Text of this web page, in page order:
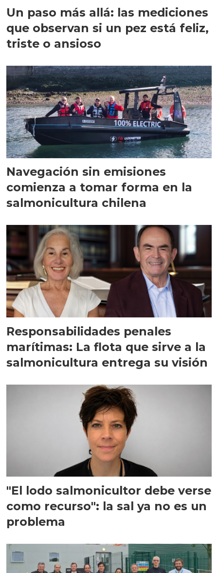
Un paso más allá: las mediciones
que observan si un pez está feliz,
triste o ansioso
Navegación sin emisiones
comienza a tomar forma en la
salmonicultura chilena
Responsabilidades penales
marítimas: La flota que sirve a la
salmonicultura entrega su visión
"El lodo salmonicultor debe verse
como recurso": la sal ya no es un
problema